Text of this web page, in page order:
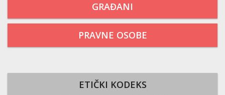
GRAĐANI
PRAVNE OSOBE
ETIČKI KODEKS